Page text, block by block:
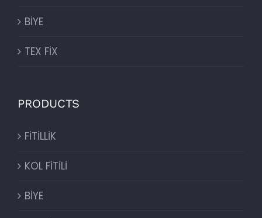
BİYE
TEX FİX
PRODUCTS
FİTİLLİK
KOL FİTİLİ
BİYE